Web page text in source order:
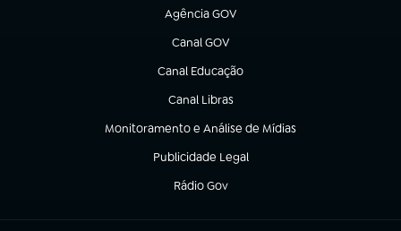
Agência GOV
(abre em nova aba)
Canal GOV
(abre em nova aba)
Canal Educação
(abre em nova aba)
Canal Libras
(abre em nova aba)
Monitoramento e Análise de Mídias
(abre em nova aba)
Publicidade Legal
(abre em nova aba)
Rádio Gov
(abre em nova aba)